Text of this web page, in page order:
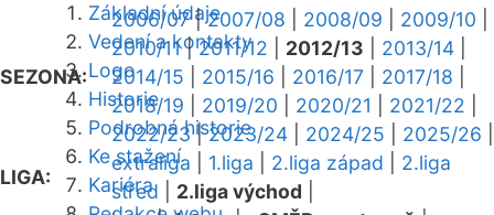
Základní údaje
Vedení a kontakty
Logo
Historie
Podrobná historie
Ke stažení
Kariéra
SEZONA:
2006/07|2007/08 2008/09 2009/10
2010/11|2011/12 2012/13 2013/14
2014/15
2015/16 2016/17 2017/18
2018/19
2019/20 2020/21 2021/22
2022/23|2023/24 2024/25 2025/26
LIGA:
extraliga 1.liga 2.liga západ
2.liga
střed
2.liga východ